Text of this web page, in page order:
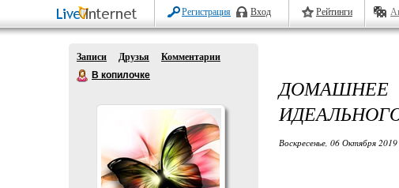
Регистрация Вход Рейтинги
Записи Друзья
Комментарии
В копилочке
Воскресенье, 06 Октября